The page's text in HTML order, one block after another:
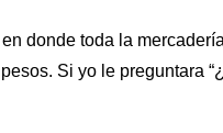
donde toda la
Si yo le preguntara